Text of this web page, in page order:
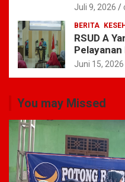
Juli 9, 2026
BERITA
RSUD A
Juni 15, 2026
You may Missed